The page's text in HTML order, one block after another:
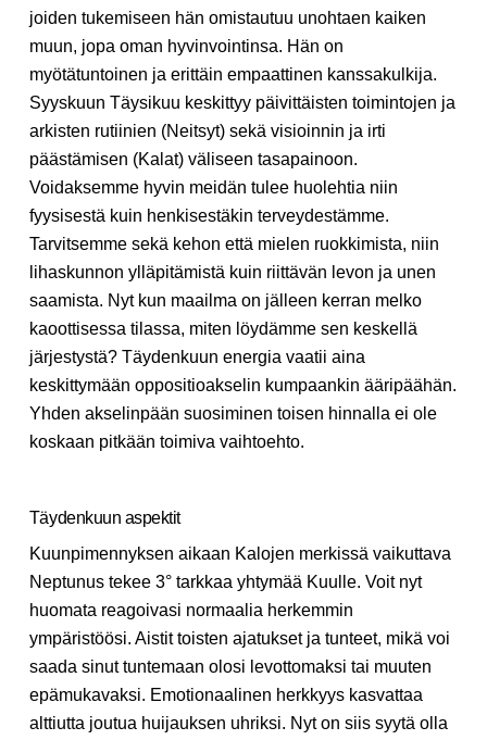
joiden tukemiseen hän omistautuu unohtaen kaiken
muun, jopa oman hyvinvointinsa. Hän on
myötätuntoinen ja erittäin empaattinen kanssakulkija.
Syyskuun Täysikuu keskittyy päivittäisten toimintojen ja
arkisten rutiinien (Neitsyt) sekä visioinnin ja irti
päästämisen (Kalat) väliseen tasapainoon.
Voidaksemme hyvin meidän tulee huolehtia niin
fyysisestä kuin henkisestäkin terveydestämme.
Tarvitsemme sekä kehon että mielen ruokkimista, niin
lihaskunnon ylläpitämistä kuin riittävän levon ja unen
saamista. Nyt kun maailma on jälleen kerran melko
kaoottisessa tilassa, miten löydämme sen keskellä
järjestystä? Täydenkuun energia vaatii aina
keskittymään oppositioakselin kumpaankin ääripäähän.
Yhden akselinpään suosiminen toisen hinnalla ei ole
koskaan pitkään toimiva vaihtoehto.
Täydenkuun aspektit
Kuunpimennyksen aikaan Kalojen merkissä vaikuttava
Neptunus tekee 3° tarkkaa yhtymää Kuulle. Voit nyt
huomata reagoivasi normaalia herkemmin
ympäristöösi. Aistit toisten ajatukset ja tunteet, mikä voi
saada sinut tuntemaan olosi levottomaksi tai muuten
epämukavaksi. Emotionaalinen herkkyys kasvattaa
alttiutta joutua huijauksen uhriksi. Nyt on siis syytä olla